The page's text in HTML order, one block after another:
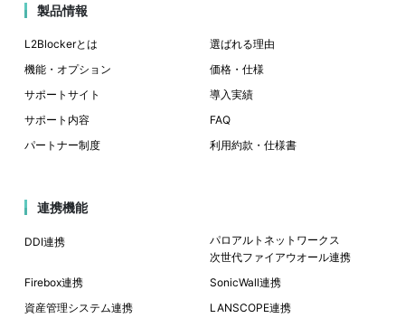
製品情報
L2Blockerとは
選ばれる理由
機能・オプション
価格・仕様
サポートサイト
導入実績
サポート内容
FAQ
パートナー制度
利用約款・仕様書
連携機能
DDI連携
パロアルトネットワークス
次世代ファイアウオール連携
Firebox連携
SonicWall連携
資産管理システム連携
LANSCOPE連携